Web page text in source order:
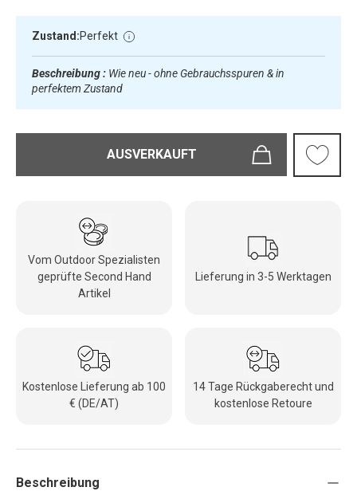
Zustand:Perfekt
Beschreibung : Wie neu - ohne Gebrauchsspuren & in
perfektem Zustand
AUSVERKAUFT
Vom Outdoor Spezialisten
geprüfte Second Hand
Artikel
Lieferung in 3-5 Werktagen
Kostenlose Lieferung ab 100
€ (DE/AT)
14 Tage Rückgaberecht und
kostenlose Retoure
Beschreibung